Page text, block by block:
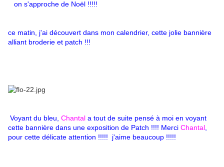
on s'approche de Noël !!!!!
ce matin, j'ai découvert dans mon calendrier, cette jolie bannière
alliant broderie et patch !!!
Voyant du bleu, Chantal a tout de suite pensé à moi en voyant
cette bannière dans une exposition de Patch !!!! Merci Chantal
pour cette délicate attention !!!!! j'aime beaucoup !!!!!